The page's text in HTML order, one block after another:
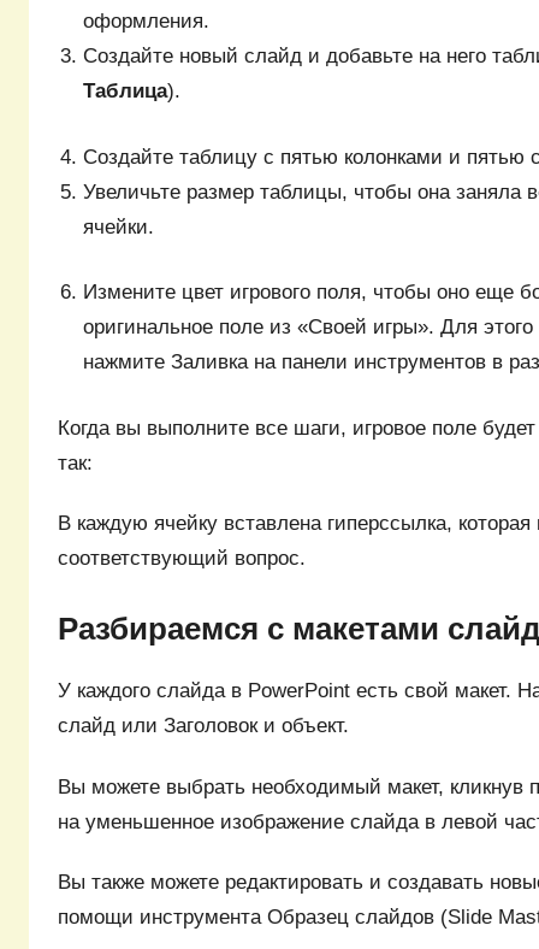
оформления.
Создайте новый слайд и добавьте на него
Таблица).
Создайте таблицу с пятью колонками и пятью
Увеличьте размер таблицы, чтобы она заняла
ячейки.
Измените цвет игрового поля, чтобы оно еще
оригинальное поле из «Своей игры». Для
нажмите Заливка на панели инструментов в
Когда вы выполните все шаги, игровое поле
так:
В каждую ячейку вставлена гиперссылка, которая
соответствующий вопрос.
Разбираемся с макетами
У каждого слайда в PowerPoint есть свой макет.
слайд или Заголовок и объект.
Вы можете выбрать необходимый макет, кликнув
на уменьшенное изображение слайда в левой
Вы также можете редактировать и создавать
помощи инструмента Образец cлайдов (Slide